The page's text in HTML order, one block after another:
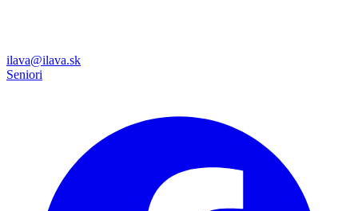
ilava@ilava.sk
Seniori